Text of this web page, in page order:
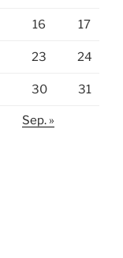
16 17
23 24
30 31
Sep. »